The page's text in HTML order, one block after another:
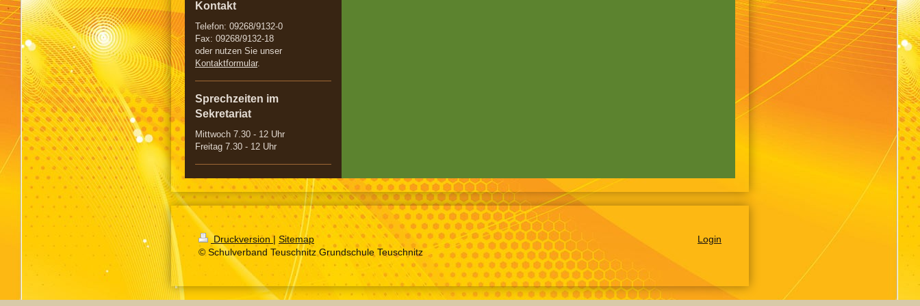
Kontakt
Telefon: 09268/9132-0
Fax: 09268/9132-18
oder nutzen Sie unser
Kontaktformular.
Sprechzeiten im
Sekretariat
Mittwoch 7.30 - 12 Uhr
Freitag 7.30 - 12 Uhr
Druckversion| Sitemap
© Schulverband Teuschnitz Grundschule Teuschnitz
Login